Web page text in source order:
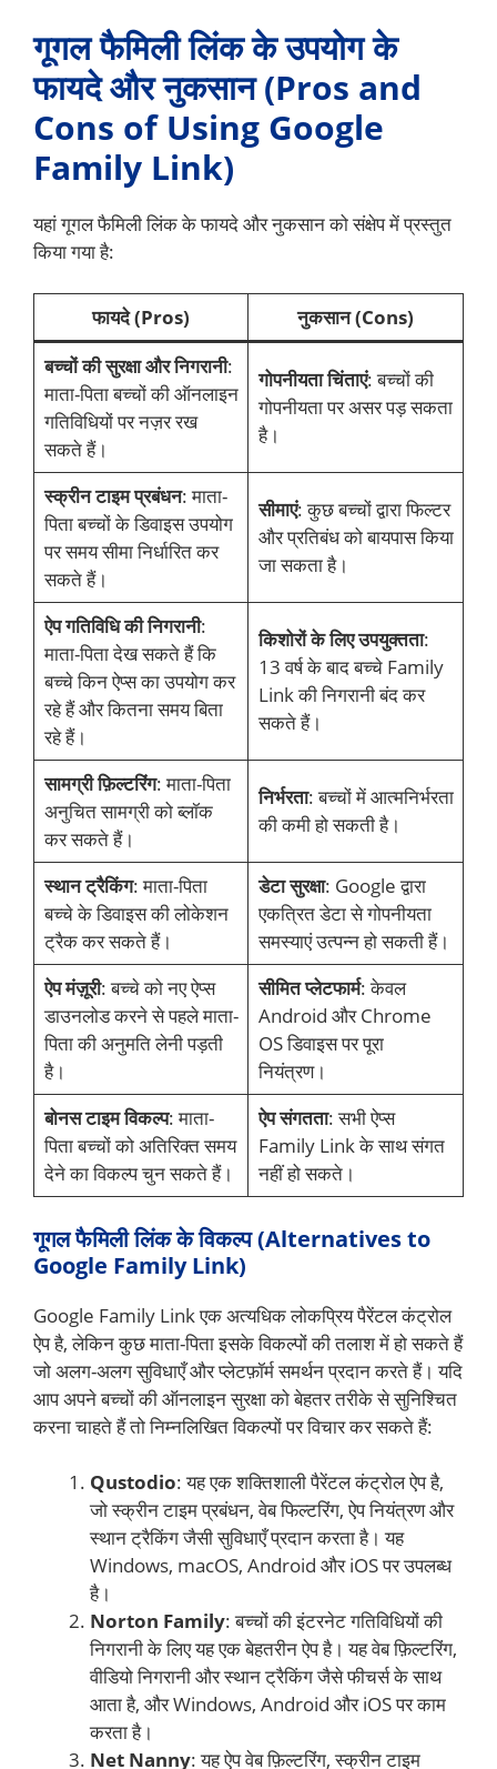
गूगलफैमिली लिंक के उपयोग के
फायदे और नुकसान (Pros and
Cons of Using Google
Family Link)
यहां गूगल फैमिली लिंक के फायदे और नुकसान को संक्षेप में प्रस्तुत
किया गया है:
फायदे (Pros)
नुकसान (Cons)
बच्चों की सुरक्षा और निगरानी:
माता-पिता बच्चों की ऑनलाइन
गतिविधियों पर नज़र रख
सकते हैं।
गोपनीयता चिंताएं: बच्चों की
गोपनीयता पर असर पड़ सकता
है।
स्क्रीन टाइम प्रबंधन: माता-
पिता बच्चों के डिवाइस उपयोग
पर समय सीमा निर्धारित कर
सकते हैं।
सीमाएं: कुछ बच्चों द्वारा फिल्टर
और प्रतिबंध को बायपास किया
जा सकता है।
ऐप गतिविधि की निगरानी:
माता-पिता देख सकते हैं कि
बच्चे किन ऐप्स का उपयोग कर
रहे हैं और कितना समय बिता
रहे हैं।
किशोरों के लिए उपयुक्तता:
13 वर्ष के बाद बच्चे Family
Link की निगरानी बंद कर
सकते हैं।
सामग्री फ़िल्टरिंग: माता-पिता
अनुचित सामग्री को ब्लॉक
कर सकते हैं।
निर्भरता: बच्चों में आत्मनिर्भरता
की कमी हो सकती है।
स्थान ट्रैकिंग: माता-पिता
बच्चे के डिवाइस की लोकेशन
ट्रैक कर सकते हैं।
डेटा सुरक्षा: Google द्वारा
एकत्रित डेटा से गोपनीयता
समस्याएं उत्पन्न हो सकती हैं।
ऐप मंज़ूरी: बच्चे को नए ऐप्स
डाउनलोड करने से पहले माता-
पिता की अनुमति लेनी पड़ती
है।
सीमित प्लेटफार्म: केवल
Android और Chrome
OS डिवाइस पर पूरा
नियंत्रण।
बोनस टाइम विकल्प: माता-
पिता बच्चों को अतिरिक्त समय
देने का विकल्प चुन सकते हैं।
ऐप संगतता: सभी ऐप्स
Family Link के साथ संगत
नहीं हो सकते।
गूगल फैमिली लिंक के विकल्प (Alternatives to
Google Family Link)
Google Family Link एक अत्यधिक लोकप्रिय पैरेंटल कंट्रोल
ऐप है, लेकिन कुछ माता-पिता इसके विकल्पों की तलाश में हो सकते हैं
जो अलग-अलग सुविधाएँ और प्लेटफ़ॉर्म समर्थन प्रदान करते हैं। यदि
आप अपने बच्चों की ऑनलाइन सुरक्षा को बेहतर तरीके से सुनिश्चित
करना चाहते हैं तो निम्नलिखित विकल्पों पर विचार कर सकते हैं:
Qustodio: यह एक शक्तिशाली पैरेंटल कंट्रोल ऐप है,
जो स्क्रीन टाइम प्रबंधन, वेब फिल्टरिंग, ऐप नियंत्रण और
स्थान ट्रैकिंग जैसी सुविधाएँ प्रदान करता है। यह
Windows, macOS, Android और iOS पर उपलब्ध
है।
Norton Family: बच्चों की इंटरनेट गतिविधियों की
निगरानी के लिए यह एक बेहतरीन ऐप है। यह वेब फ़िल्टरिंग,
वीडियो निगरानी और स्थान ट्रैकिंग जैसे फीचर्स के साथ
आता है, और Windows, Android और iOS पर काम
करता है।
Net Nanny: यह ऐप वेब फ़िल्टरिंग, स्क्रीन टाइम